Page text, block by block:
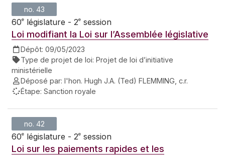
no. 43
60e législature - 2e session
Loi modifiant la Loi sur l’Assemblée législative
Dépôt: 09/05/2023
Type de projet de loi: Projet de loi d’initiative
ministérielle
Déposé par: l'hon. Hugh J.A. (Ted) FLEMMING, c.r.
Étape: Sanction royale
no. 42
60e législature - 2e session
Loi sur les paiements rapides et les